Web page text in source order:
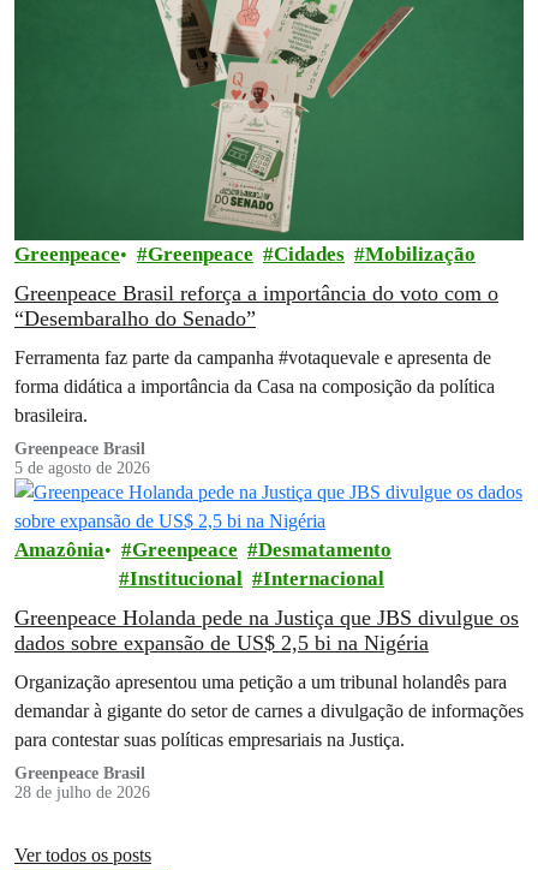
Greenpeace Greenpeace Cidades Mobilização
Greenpeace Brasil reforça a importância do voto com o
“Desembaralho do Senado”
Ferramenta faz parte da campanha #votaquevale e apresenta de
forma didática a importância da Casa na composição da política
brasileira.
Greenpeace Brasil
5 de agosto de 2026
Amazônia Greenpeace
Desmatamento
Institucional
Internacional
Greenpeace Holanda pede na Justiça que JBS divulgue os
dados sobre expansão de US$ 2,5 bi na Nigéria
Organização apresentou uma petição a um tribunal holandês para
demandar à gigante do setor de carnes a divulgação de informações
para contestar suas políticas empresariais na Justiça.
Greenpeace Brasil
28 de julho de 2026
Ver todos os posts